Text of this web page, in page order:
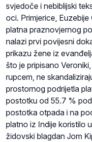
svjedoče i nebiblijski
oci. Primjerice,
platna praznovjernog
nalazi prvi povijesni
prikazu žene iz
što je pripisano
rupcem, ne
prostornog podrijetla
postotku od 55.7 %
postotka otpada i na
platno iz Indije koristilo
židovski blagdan Jom